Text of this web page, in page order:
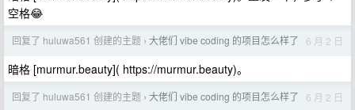
空格😂
回复了 huluwa561 创建的主题 › 大佬们 vibe coding 的项目怎么样了 6 月 2 日
暗格 [murmur.beauty]( https://murmur.beauty)。
回复了 huluwa561 创建的主题 › 大佬们 vibe coding 的项目怎么样了 6 月 2 日